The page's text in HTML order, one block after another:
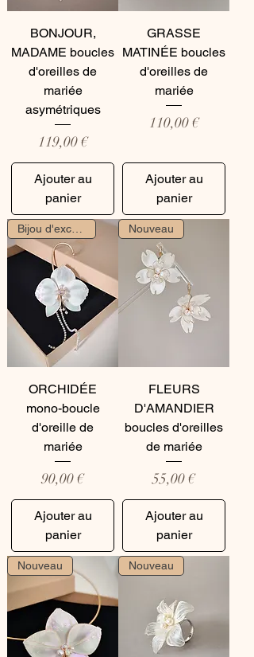
BONJOUR,
MADAME boucles
d'oreilles de
mariée
asymétriques
Prix
119,00 €
Ajouter au
panier
GRASSE
MATINÉE boucles
d'oreilles de
mariée
Prix
110,00 €
Ajouter au
panier
ORCHIDÉE
mono-boucle
d'oreille de
mariée
Prix
90,00 €
Ajouter au
panier
Nouveau
FLEURS
D'AMANDIER
boucles d'oreilles
de mariée
Prix
55,00 €
Ajouter au
panier
Nouveau Nouveau